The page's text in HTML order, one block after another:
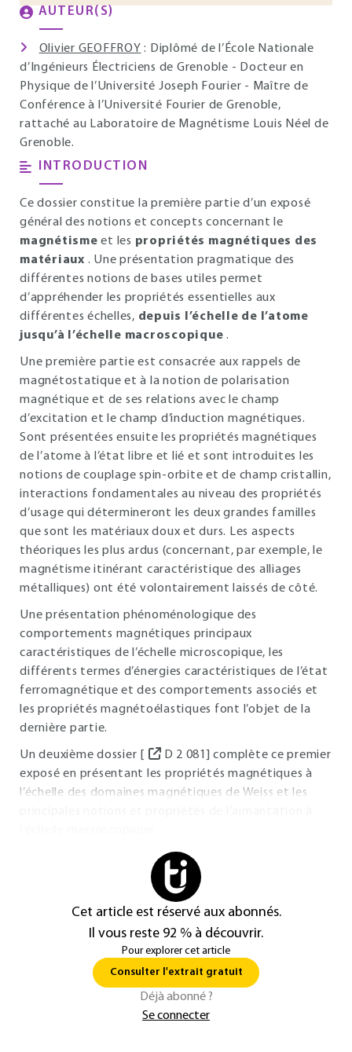
AUTEUR(S)
Olivier GEOFFROY : Diplômé de l’École Nationale
d’Ingénieurs Électriciens de Grenoble - Docteur en
Physique de l’Université Joseph Fourier - Maître de
Conférence à l’Université Fourier de Grenoble,
rattaché au Laboratoire de Magnétisme Louis Néel de
Grenoble.
INTRODUCTION
Ce dossier constitue la première partie d’un exposé
général des notions et concepts concernant le
magnétisme et les propriétés magnétiques des
matériaux . Une présentation pragmatique des
différentes notions de bases utiles permet
d’appréhender les propriétés essentielles aux
différentes échelles, depuis l’échelle de l’atome
jusqu’à l’échelle macroscopique .
Une première partie est consacrée aux rappels de
magnétostatique et à la notion de polarisation
magnétique et de ses relations avec le champ
d’excitation et le champ d’induction magnétiques.
Sont présentées ensuite les propriétés magnétiques
de l’atome à l’état libre et lié et sont introduites les
notions de couplage spin-orbite et de champ cristallin,
interactions fondamentales au niveau des propriétés
d’usage qui détermineront les deux grandes familles
que sont les matériaux doux et durs. Les aspects
théoriques les plus ardus (concernant, par exemple, le
magnétisme itinérant caractéristique des alliages
métalliques) ont été volontairement laissés de côté.
Une présentation phénoménologique des
comportements magnétiques principaux
caractéristiques de l’échelle microscopique, les
différents termes d’énergies caractéristiques de l’état
ferromagnétique et des comportements associés et
les propriétés magnétoélastiques font l’objet de la
dernière partie.
Un deuxième dossier [
D 2 081] complète ce premier
exposé en présentant les propriétés magnétiques à
l’échelle des domaines magnétiques de Weiss et les
Cet article est réservé aux abonnés.
Il vous reste 92 % à découvrir.
Pour explorer cet article
Consulter l'extrait gratuit
Déjà abonné ?
Se connecter